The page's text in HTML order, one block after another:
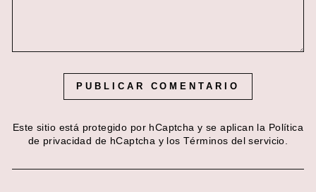
PUBLICAR COMENTARIO
Este sitio está protegido por hCaptcha y se aplican la Política
de privacidad de hCaptcha y losTérminos del servicio.